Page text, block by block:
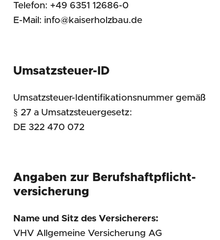
Telefon: +49 6351 12686-0
E-Mail: info@kaiserholzbau.de
Umsatzsteuer-ID
Umsatzsteuer-Identifikationsnummer gemäß
§ 27 a Umsatzsteuergesetz:
DE 322 470 072
Angaben zur Berufs­haftpflicht­
versicherung
Name und Sitz des Versicherers:
VHV Allgemeine Versicherung AG